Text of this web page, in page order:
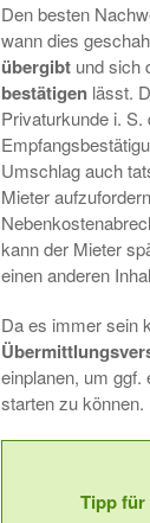
Den besten
wann dies
übergibt und sich
bestätigen lässt.
Privaturkunde i.
Umschlag auch
Mieter
kann der Mieter
einen anderen
Da es immer sein
einplanen, um ggf.
starten zu können.
Tipp für